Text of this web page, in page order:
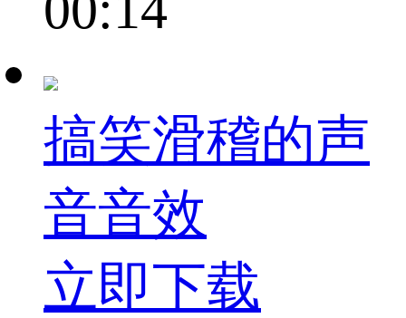
搞笑滑稽的声
音音效
立即下载